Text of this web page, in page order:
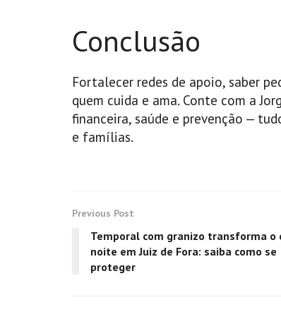
Conclusão
Fortalecer redes de apoio, saber
quem cuida e ama. Conte com a
financeira, saúde e prevenção —
e famílias.
Previous Post
Temporal com granizo transforma o
noite em Juiz de Fora: saiba como se
proteger